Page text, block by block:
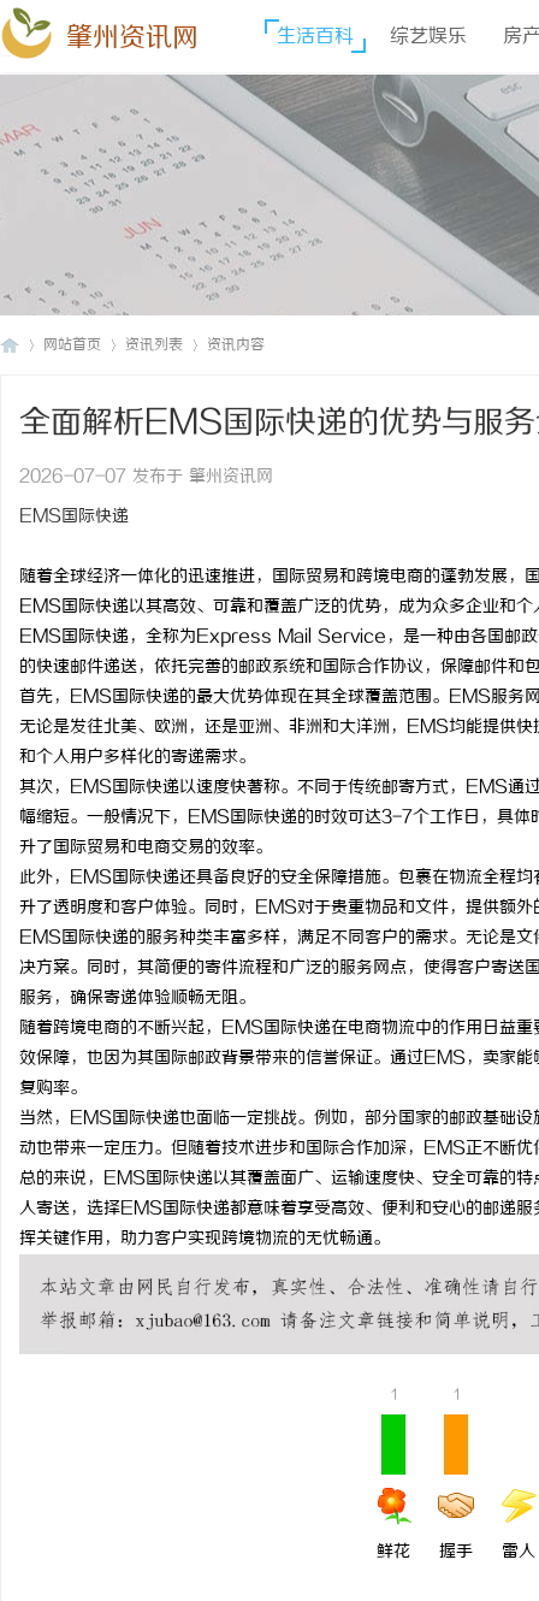
肇州资讯网 生活百科 综艺娱乐 房
网站首页 资讯列表 资讯内容
全面解析EMS国际快递的优势与服
2026-07-07 发布于 肇州资讯网
EMS国际快递
随着全球经济一体化的迅速推进，国际贸易和跨境电商的蓬勃发展
EMS国际快递以其高效、可靠和覆盖广泛的优势，成为众多企业和
EMS国际快递，全称为Express Mail Service，是一种由各国邮政
的快速邮件递送，依托完善的邮政系统和国际合作协议，保障邮件和
首先，EMS国际快递的最大优势体现在其全球覆盖范围。EMS服务
无论是发往北美、欧洲，还是亚洲、非洲和大洋洲，EMS均能提供
和个人用户多样化的寄递需求。
其次，EMS国际快递以速度快著称。不同于传统邮寄方式，EMS通
幅缩短。一般情况下，EMS国际快递的时效可达3-7个工作日，具
升了国际贸易和电商交易的效率。
此外，EMS国际快递还具备良好的安全保障措施。包裹在物流全程
升了透明度和客户体验。同时，EMS对于贵重物品和文件，提供额
EMS国际快递的服务种类丰富多样，满足不同客户的需求。无论是
决方案。同时，其简便的寄件流程和广泛的服务网点，使得客户寄
服务，确保寄递体验顺畅无阻。
随着跨境电商的不断兴起，EMS国际快递在电商物流中的作用日益
效保障，也因为其国际邮政背景带来的信誉保证。通过EMS，卖家
复购率。
当然，EMS国际快递也面临一定挑战。例如，部分国家的邮政基础
动也带来一定压力。但随着技术进步和国际合作加深，EMS正不断
总的来说，EMS国际快递以其覆盖面广、运输速度快、安全可靠的
人寄送，选择EMS国际快递都意味着享受高效、便利和安心的邮递
挥关键作用，助力客户实现跨境物流的无忧畅通。
1
鲜花
1
握手 雷人
精密光纤切割机：引领工业制造新时代的利 武汉配眼镜 上海配眼镜